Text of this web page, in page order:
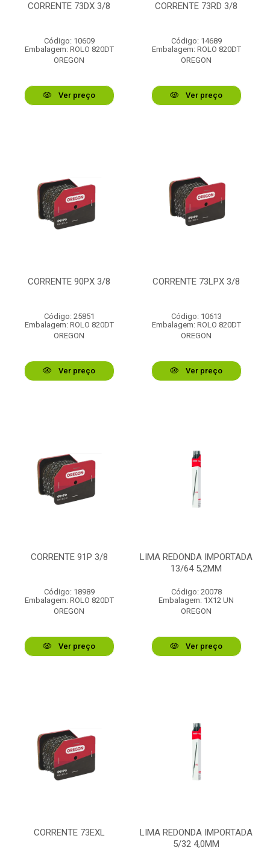
CORRENTE 73DX 3/8
Código: 10609
Embalagem: ROLO 820DT
OREGON
Ver preço
CORRENTE 73RD 3/8
Código: 14689
Embalagem: ROLO 820DT
OREGON
Ver preço
CORRENTE 90PX 3/8
Código: 25851
Embalagem: ROLO 820DT
OREGON
Ver preço
CORRENTE 73LPX 3/8
Código: 10613
Embalagem: ROLO 820DT
OREGON
Ver preço
CORRENTE 91P 3/8
Código: 18989
Embalagem: ROLO 820DT
OREGON
Ver preço
LIMA REDONDA IMPORTADA
13/64 5,2MM
Código: 20078
Embalagem: 1X12 UN
OREGON
Ver preço
CORRENTE 73EXL
LIMA REDONDA IMPORTADA
5/32 4,0MM